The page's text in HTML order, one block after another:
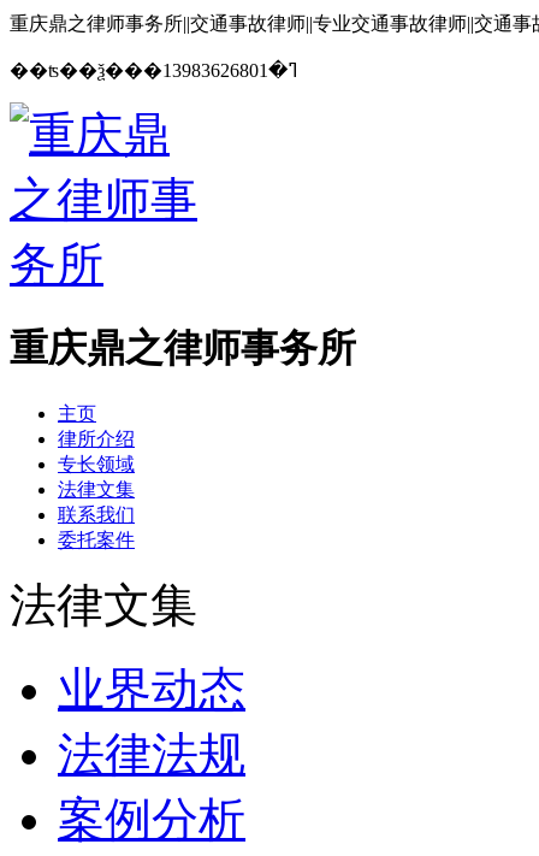
重庆鼎之律师事务所||交通事故律师||专业交通事故律师||交通事
��ʦ��ѯ���ߣ�13983626801
重庆鼎之律师事务所
主页
律所介绍
专长领域
法律文集
联系我们
委托案件
法律文集
业界动态
法律法规
案例分析